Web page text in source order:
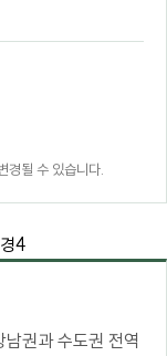
경될 수 있습니다.
권과 수도권 전역